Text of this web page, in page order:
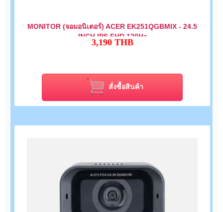
MONITOR (จอมอนิเตอร์) ACER EK251QGBMIX - 24.5
INCH IPS FHD 120Hz
3,190 THB
สั่งซื้อสินค้า